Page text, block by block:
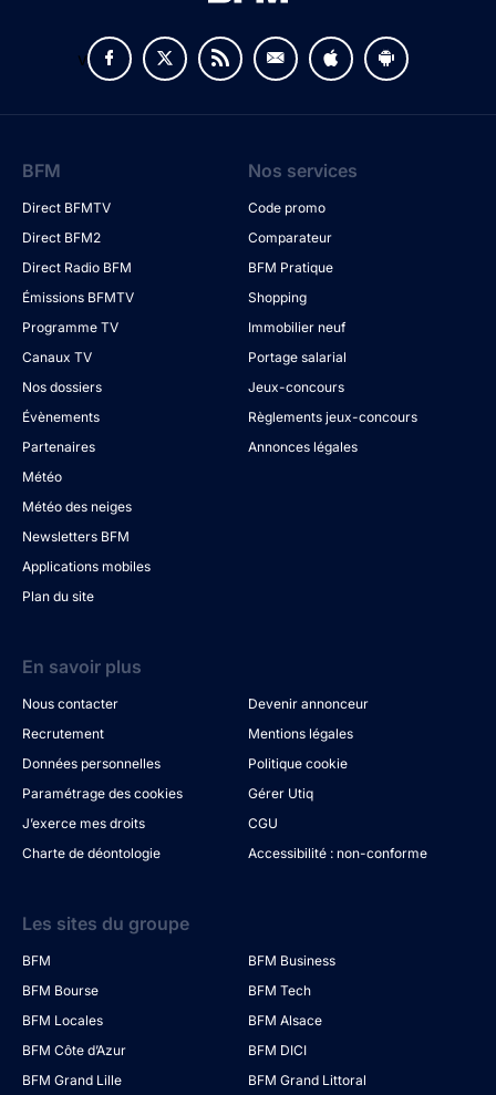
v
BFM
Direct BFMTV
Direct BFM2
Direct Radio BFM
Émissions BFMTV
Programme TV
Canaux TV
Nos dossiers
Évènements
Partenaires
Météo
Météo des neiges
Newsletters BFM
Applications mobiles
Plan du site
Nos services
Code promo
Comparateur
BFM Pratique
Shopping
Immobilier neuf
Portage salarial
Jeux-concours
Règlements jeux-concours
Annonces légales
En savoir plus
Nous contacter
Devenir annonceur
Recrutement
Mentions légales
Données personnelles
Politique cookie
Paramétrage des cookies
Gérer Utiq
J’exerce mes droits
CGU
Charte de déontologie
Accessibilité : non-conforme
Les sites du groupe
BFM
BFM Business
BFM Bourse
BFM Tech
BFM Locales
BFM Alsace
BFM Côte d’Azur
BFM DICI
BFM Grand Lille
BFM Grand Littoral